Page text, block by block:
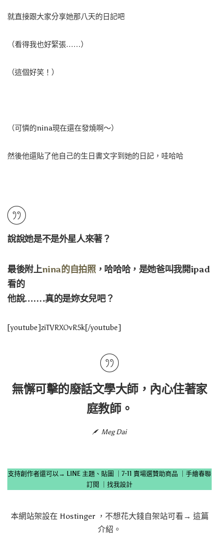
就直接跟大家分享她那八天的日記吧
（看得我也好緊張……）
（這個好笑！）
（可憐的nina現在還在發燒啊～）
然後他還貼了他自己的生日書文字到她的日記，哇哈哈
說說她是不是外星人來著？
最後附上nina的自拍照，哈哈哈，是她爸叫我開ipad
看的
他說…….真的是妳女兒吧？
[youtube]ziTVRXOvR5k[/youtube]
無懈可擊的廢話文學大師，內心住著家
庭教師。
Meg Dai
支持創作者還可以→ LINE 主題、貼圖 7-11 賣場選贊助商品
手繪春聯
訂閱
找我設計
本網站架設在 Hostinger，不想花大錢自架站可看→ 這篇
介紹 。